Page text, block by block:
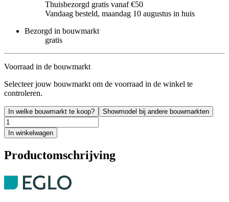
Thuisbezorgd gratis vanaf €50
Vandaag besteld, maandag 10 augustus in huis
Bezorgd in bouwmarkt
gratis
Voorraad in de bouwmarkt
Selecteer jouw bouwmarkt om de voorraad in de winkel te
controleren.
In welke bouwmarkt te koop? Showmodel bij andere bouwmarkten
In winkelwagen
Productomschrijving